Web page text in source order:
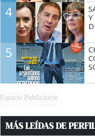
4
5
Espacio Publicitario
MÁS LEÍDAS DE